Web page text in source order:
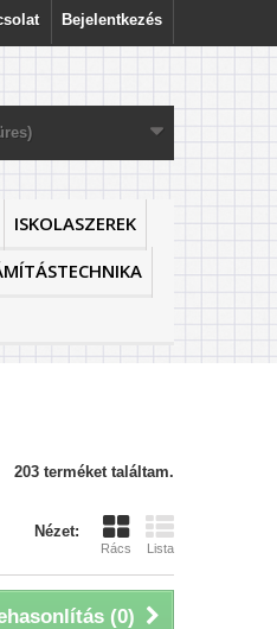
Bejelentkezés
ISKOLASZEREK
203 terméket találtam.
Nézet:
Rács Lista
(0)